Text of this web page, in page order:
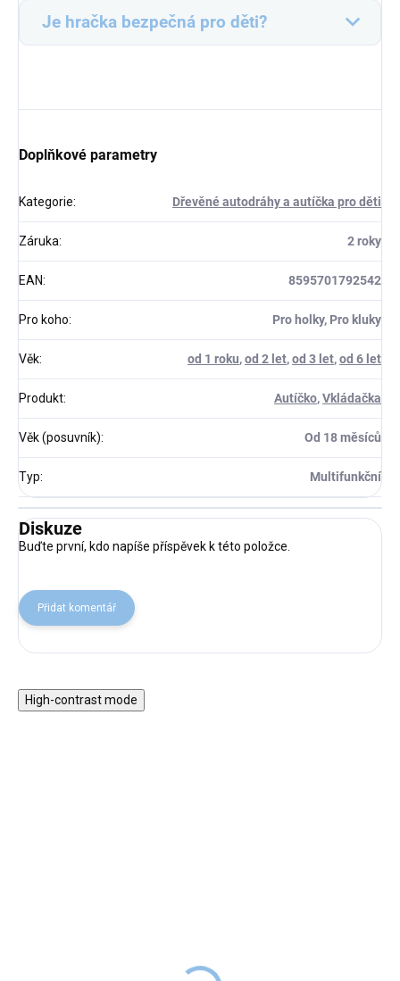
Je hračka bezpečná pro děti?
Doplňkové parametry
Kategorie: Dřevěné autodráhy a autíčka pro děti
Záruka: 2 roky
EAN: 8595701792542
Pro koho: Pro holky, Pro kluky
Věk: od 1 roku,od 2 let,od 3 let,od 6 let
Produkt: Autíčko,Vkládačka
Věk (posuvník): Od 18 měsíců
Typ: Multifunkční
Diskuze
Buďte první, kdo napíše příspěvek k této položce.
Přidat komentář
High-contrast mode
SKLADEM